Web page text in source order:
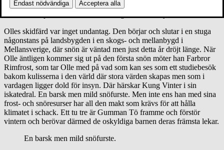
Det är sättet att tala om snö, beskriva den och knyta den
Olles skidfärd var inget undantag. Den börjar och slutar i en stuga
någonstans på landsbygden i en skogs- och mellanbygd i
Mellansverige, där snön är väntad men just detta år dröjt länge. När
Olle äntligen kommer sig ut på den första snön möter han Farbror
Rimfrost, som tar Olle med på vad som kan ses som ett studiebesök
bakom kulisserna i den värld där stora värden skapas men som i
vardagen ligger dold för insyn. Där härskar Kung Vinter i sin
iskatedral. En barsk men mild snöfurste. Men inte ens han med sina
frost- och snöresurser har all den makt som krävs för att hålla
klimatet i schack. Ett tu tre är Gumman Tö framme och förstör
vintern och berövar därmed de oskyldiga barnen deras främsta lekar.
En barsk men mild snöfurste.
Endast nödvändiga Acceptera alla